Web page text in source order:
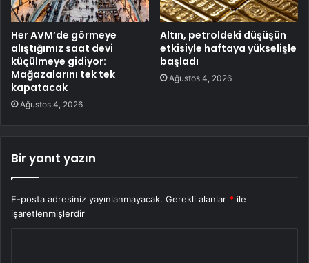
Her AVM’de görmeye
alıştığımız saat devi
küçülmeye gidiyor:
Mağazalarını tek tek
kapatacak
Ağustos 4, 2026
Altın, petroldeki düşüşün
etkisiyle haftaya yükselişle
başladı
Ağustos 4, 2026
Bir yanıt yazın
E-posta adresiniz yayınlanmayacak. Gerekli alanlar * ile
işaretlenmişlerdir